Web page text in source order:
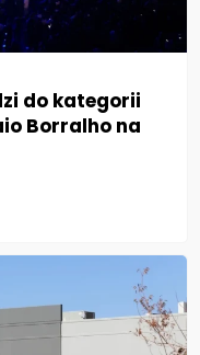
do kategorii
Borralho na